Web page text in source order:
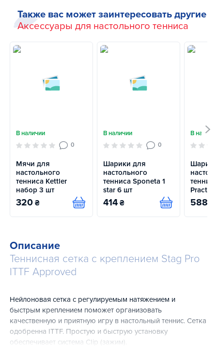
Также вас может заинтересовать другие
Аксессуары для настольного тенниса
В наличии
0
Мячи для
настольного
тенниса Kettler
набор 3 шт
320 ₴ Купить
В наличии
0
Шарики для
настольного
тенниса Sponeta 1
star 6 шт
414 ₴ Купить
В
588
Описание
Теннисная сетка с креплением Stag Pro
ITTF Approved
Нейлоновая сетка с регулируемым натяжением и
быстрым креплением поможет организовать
качественную и приятную игру в настольный теннис. Сетка
одобренна ITTF. Простую и быструю установку
обеспечивает система CIip (зажим).